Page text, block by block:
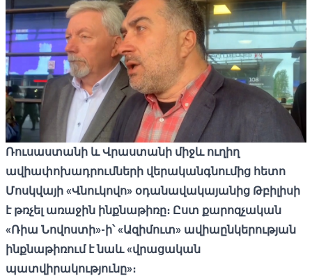
Ռուսաստանի և Վրաստանի միջև ուղիղ
ավիափոխադրումների վերականգնումից հետո
Մոսկվայի «Վնուկովո» օդանավակայանից Թբիլիսի
է թռչել առաջին ինքնաթիռը։ Ըստ քարոզչական
«Ռիա Նովոստի»-ի՝«Ազիմուտ» ավիաընկերության
ինքնաթիռում է նաև«վրացական
պատվիրակությունը»։